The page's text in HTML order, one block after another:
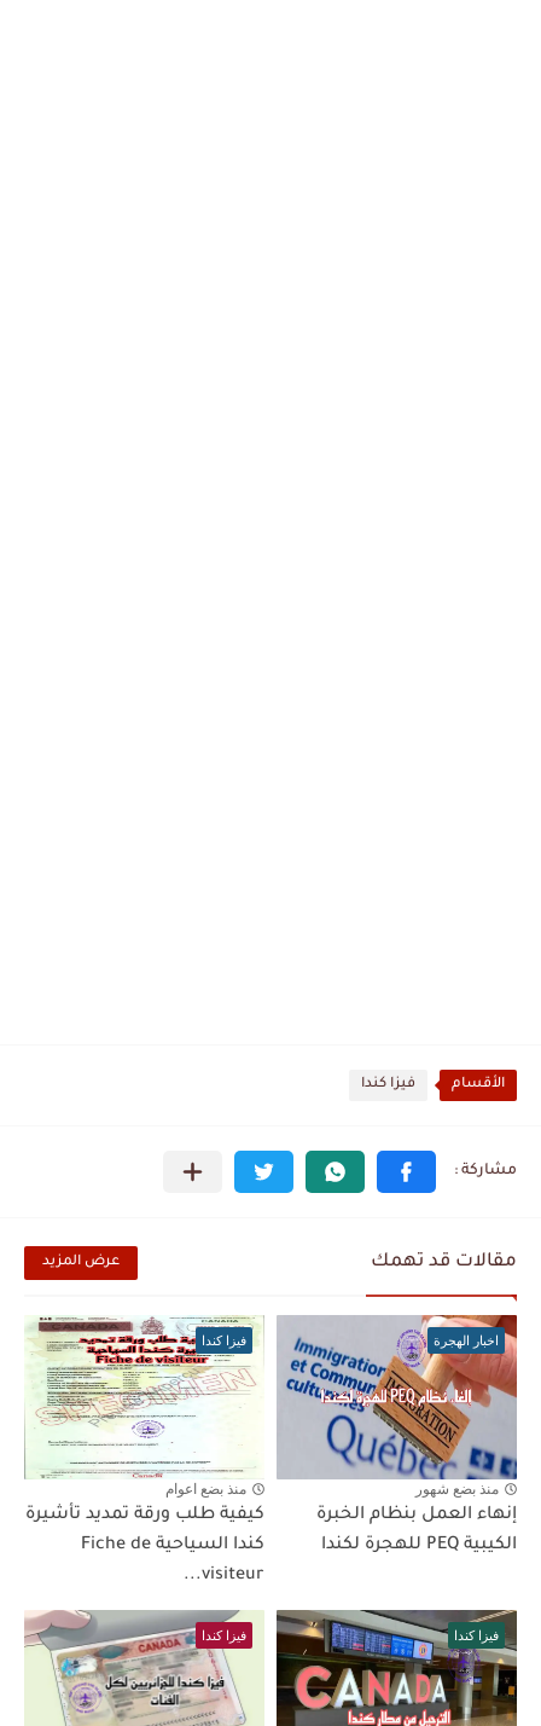
الأقسام فيزا كندا
مقالات قد تهمك عرض المزيد
اخبار الهجرة
منذ بضع شهور
إنهاء العمل بنظام الخبرة
الكيبية PEQ للهجرة لكندا
فيزا كندا
منذ بضع اعوام
كيفية طلب ورقة تمديد تأشيرة
كندا السياحية Fiche de
visiteur...
فيزا كندا فيزا كندا